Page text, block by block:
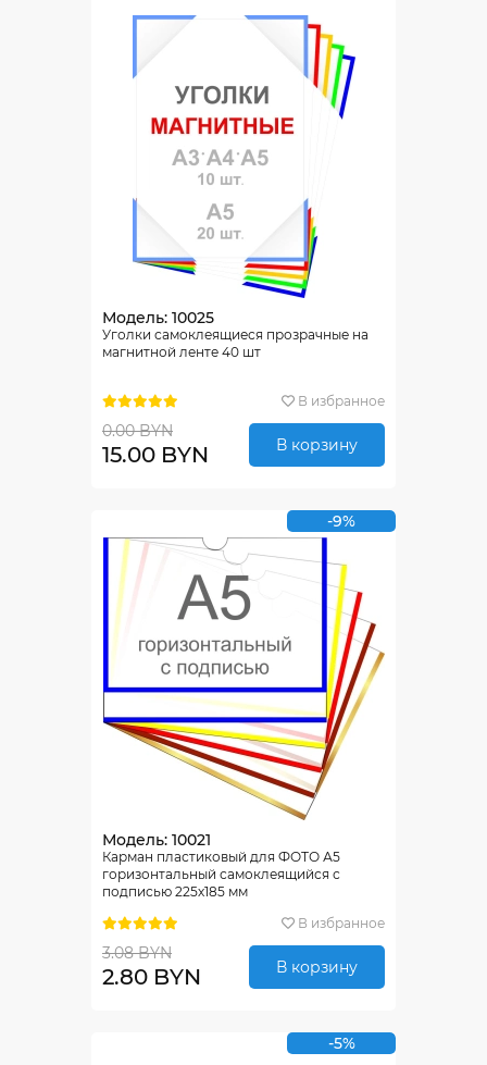
Модель: 10025
Уголки самоклеящиеся прозрачные на
магнитной ленте 40 шт
В избранное
0.00 BYN
15.00 BYN В корзину
-9%
Модель: 10021
Карман пластиковый для ФОТО А5
горизонтальный самоклеящийся с
подписью 225х185 мм
В избранное
3.08 BYN
2.80 BYN В корзину
-5%